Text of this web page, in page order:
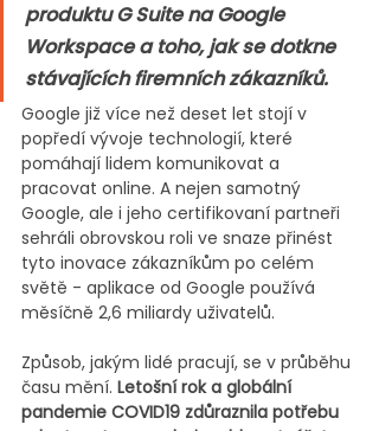
produktu G Suite na Google
Workspace a toho, jak se dotkne
stávajících firemních zákazníků.
Google již více než deset let stojí v
popředí vývoje technologií, které
pomáhají lidem komunikovat a
pracovat online. A nejen samotný
Google, ale i jeho certifikovaní partneři
sehráli obrovskou roli ve snaze přinést
tyto inovace zákazníkům po celém
světě - aplikace od Google používá
měsíčně 2,6 miliardy uživatelů.
Způsob, jakým lidé pracují, se v průběhu
času mění. Letošní rok a globální
pandemie COVID19 zdůraznila potřebu